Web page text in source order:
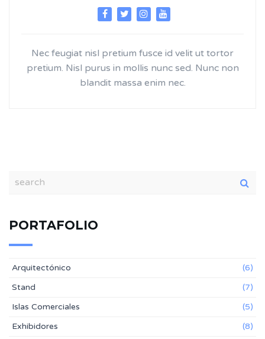
Nec feugiat nisl pretium fusce id velit ut tortor
pretium. Nisl purus in mollis nunc sed. Nunc non
blandit massa enim nec.
PORTAFOLIO
Arquitectónico
(6)
Stand
(7)
Islas Comerciales
(5)
Exhibidores
(8)